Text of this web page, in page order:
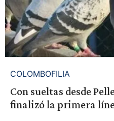
COLOMBOFILIA
Con sueltas desde
finalizó la primera